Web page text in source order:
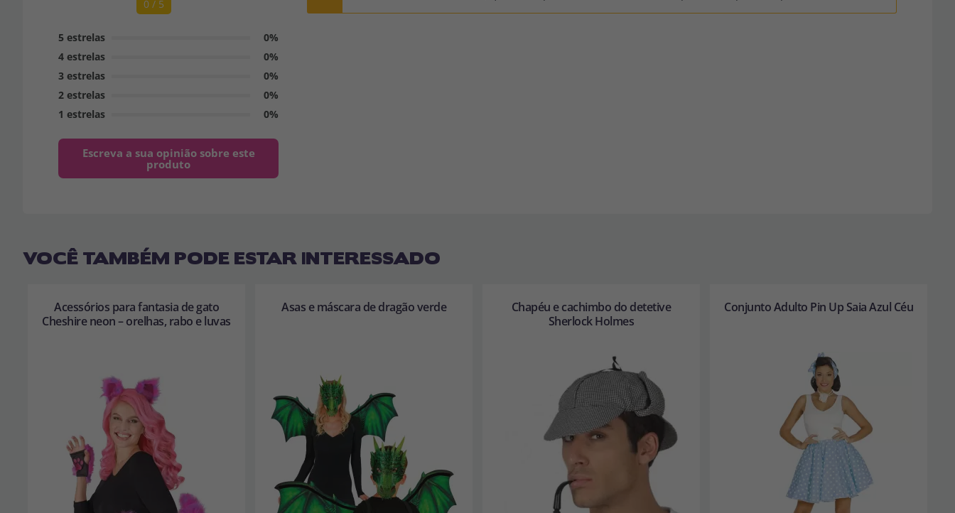
0 / 5
5 estrelas
0%
4 estrelas
0%
3 estrelas
0%
2 estrelas
0%
1 estrelas
0%
Escreva a sua opinião sobre este
produto
VOCÊ TAMBÉM PODE ESTAR INTERESSADO
Acessórios para fantasia de gato
Cheshire neon – orelhas, rabo e luvas
Asas e máscara de dragão verde
Chapéu e cachimbo do detetive
Sherlock Holmes
Conjunto Adulto Pin Up Saia Azul Céu